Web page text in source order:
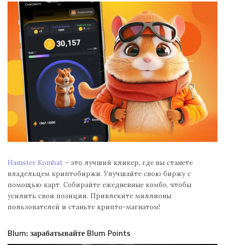
Hamster Kombat – это лучший кликер, где вы станете
владельцем криптобиржи. Улучшайте свою биржу с
помощью карт. Собирайте ежедневные комбо, чтобы
усилить свои позиции. Привлеките миллионы
пользователей и станьте крипто-магнатом!
Blum: зарабатывайте Blum Points